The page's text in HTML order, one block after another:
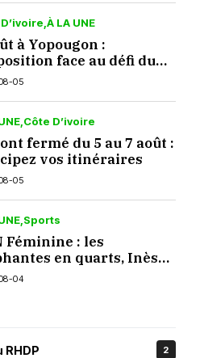
À LA UNE
à Yopougon :
face au défi du
05
Côte D’ivoire
fermé du 5 au 7 août :
vos itinéraires
05
Sports
Féminine : les
en quarts, Inès
encore décisive
04
RHDP 2